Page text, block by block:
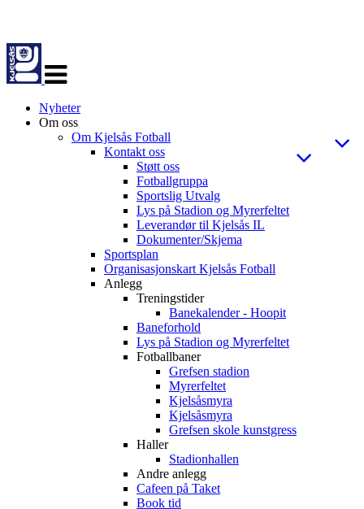
navigasjon
Nyheter
Om oss
Om Kjelsås Fotball
Kontakt oss
Støtt oss
Fotballgruppa
Sportslig Utvalg
Lys på Stadion og Myrerfeltet
Leverandør til Kjelsås IL
Dokumenter/Skjema
Sportsplan
Organisasjonskart Kjelsås Fotball
Anlegg
Treningstider
Banekalender - Hoopit
Baneforhold
Lys på Stadion og Myrerfeltet
Fotballbaner
Grefsen stadion
Myrerfeltet
Kjelsåsmyra
Kjelsåsmyra
Grefsen skole kunstgress
Haller
Stadionhallen
Andre anlegg
Cafeen på Taket
Book tid